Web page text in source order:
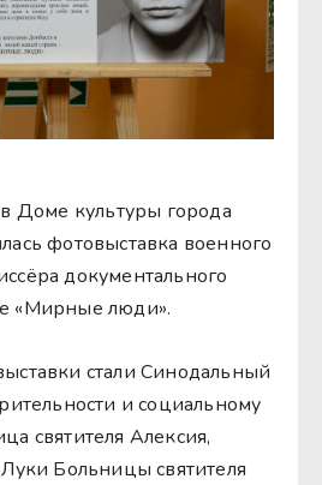
Доме культуры города
фотовыставка военного
документального
«Мирные люди».
стали Синодальный
и социальному
святителя Алексия,
Больницы святителя